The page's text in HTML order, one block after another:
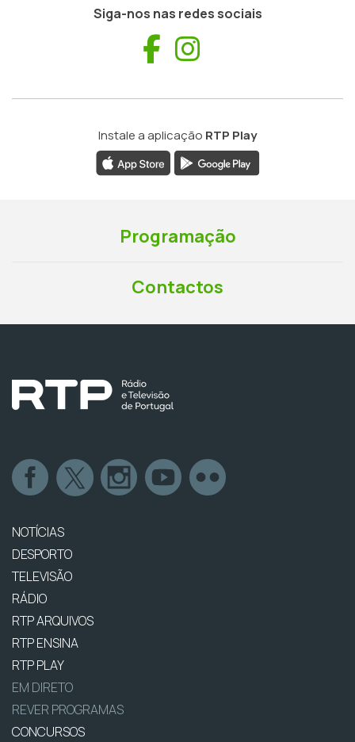
Siga-nos nas redes sociais
Facebook
Instale a aplicação RTP Play
Programação
Contactos
NOTÍCIAS
DESPORTO
TELEVISÃO
RÁDIO
RTP ARQUIVOS
RTP ENSINA
RTP PLAY
EM DIRETO
REVER PROGRAMAS
CONCURSOS